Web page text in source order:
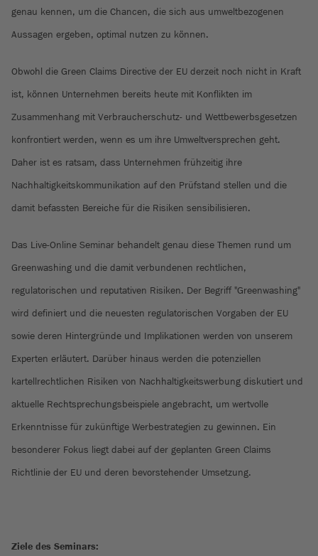
genau kennen, um die Chancen, die sich aus umweltbezogenen
Aussagen ergeben, optimal nutzen zu können.
Obwohl die Green Claims Directive der EU derzeit noch nicht in Kraft
ist, können Unternehmen bereits heute mit Konflikten im
Zusammenhang mit Verbraucherschutz- und Wettbewerbsgesetzen
konfrontiert werden, wenn es um ihre Umweltversprechen geht.
Daher ist es ratsam, dass Unternehmen frühzeitig ihre
Nachhaltigkeitskommunikation auf den Prüfstand stellen und die
damit befassten Bereiche für die Risiken sensibilisieren.
Das Live-Online Seminar behandelt genau diese Themen rund um
Greenwashing und die damit verbundenen rechtlichen,
regulatorischen und reputativen Risiken. Der Begriff "Greenwashing"
wird definiert und die neuesten regulatorischen Vorgaben der EU
sowie deren Hintergründe und Implikationen werden von unserem
Experten erläutert. Darüber hinaus werden die potenziellen
kartellrechtlichen Risiken von Nachhaltigkeitswerbung diskutiert und
aktuelle Rechtsprechungsbeispiele angebracht, um wertvolle
Erkenntnisse für zukünftige Werbestrategien zu gewinnen. Ein
besonderer Fokus liegt dabei auf der geplanten Green Claims
Richtlinie der EU und deren bevorstehender Umsetzung.
Ziele des Seminars: